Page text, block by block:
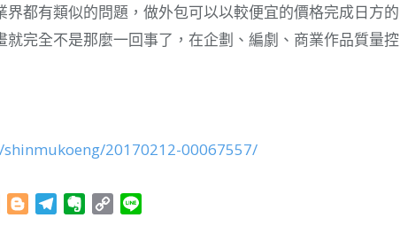
都有類似的問題，做外包可以以較便宜的價格完成日方的
完全不是那麼一回事了，在企劃、編劇、商業作品質量控
20170212-00067557/
Plurk BloggerTelegramEvernote
Copy